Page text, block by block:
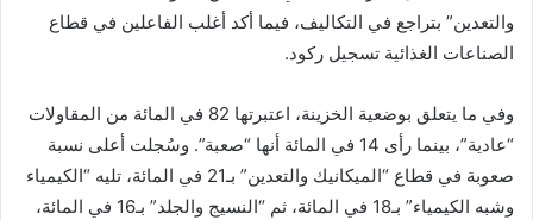
والتعدين” بتراجع في التكاليف، فيما أكد أغلب الفاعلين في قطاع
الصناعات الغذائية تسجيل ركود.
وفي ما يتعلق بوضعية الخزينة، اعتبرتها 82 في المائة من المقاولات
“عادية”، بينما رأى 14 في المائة أنها “صعبة”. وسُجلت أعلى نسبة
صعوبة في قطاع “الميكانيك والتعدين” بـ21 في المائة، تليه “الكيمياء
وشبه الكيمياء” بـ18 في المائة، ثم “النسيج والجلد” بـ16 في المائة،